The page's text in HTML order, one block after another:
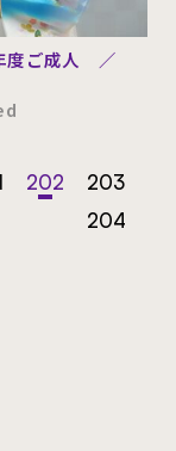
度ご成人 ／
202
203
204